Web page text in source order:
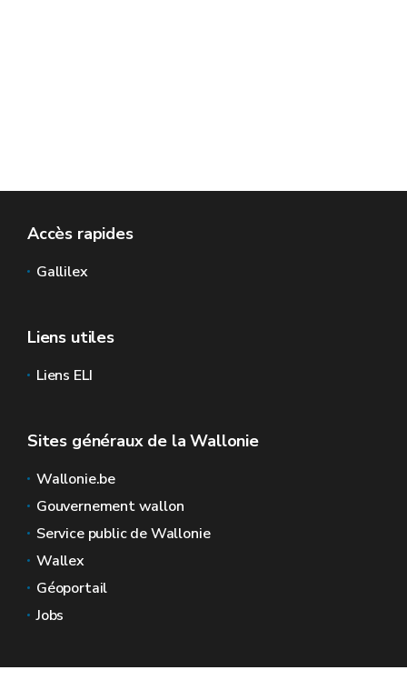
Accès rapides
Gallilex
Liens utiles
Liens ELI
Sites généraux de la Wallonie
Wallonie.be
Gouvernement wallon
Service public de Wallonie
Wallex
Géoportail
Jobs